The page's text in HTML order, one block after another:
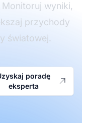
wyniki,
przychody
światowej.
poradę
eksperta